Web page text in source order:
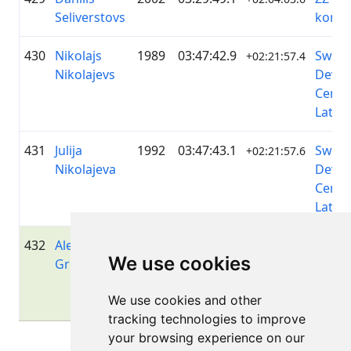
We use cookies
We use cookies and other
tracking technologies to improve
your browsing experience on our
Seliverstovs
430 Nikolajs
Nikolajevs
1989 03:47:42.9 +02:21:57.4
Latvia
431
Julija
Nikolajeva
1992 03:47:43.1 +02:21:57.6
Latvia
432 Aleksandr
Grishanov